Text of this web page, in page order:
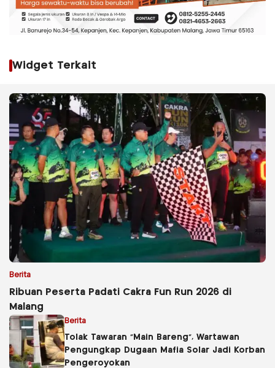
Widget Terkait
Berita
Ribuan Peserta Padati Cakra Fun Run 2026 di
Malang
Berita
Tolak Tawaran “Main Bareng”, Wartawan
Pengungkap Dugaan Mafia Solar Jadi Korban
Pengeroyokan